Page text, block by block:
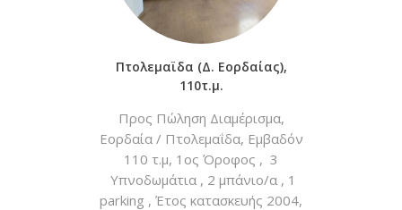
Πτολεμαϊδα (Δ. Εορδαίας),
110τ.μ.
Προς Πώληση Διαμέρισμα,
Εορδαία / Πτολεμαΐδα, Εμβαδόν
110 τ.μ, 1ος Όροφος , 3
Υπνοδωμάτια , 2 μπάνιο/α , 1
parking , Έτος κατασκευής 2004,